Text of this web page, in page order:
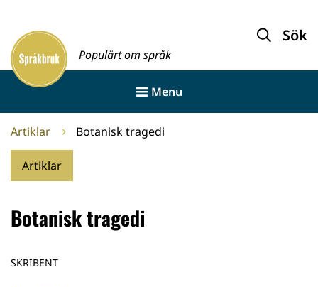
innehållet
Framsida
Populärt om språk
Sök
Menu
Artiklar Botanisk tragedi
Artiklar
Botanisk tragedi
SKRIBENT